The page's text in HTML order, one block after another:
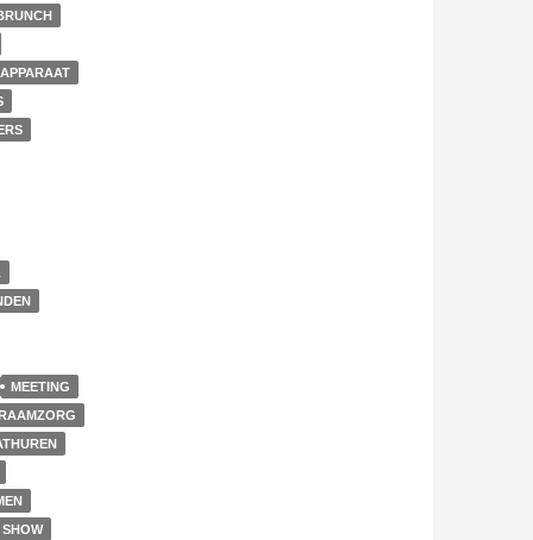
MEETING
SHOW